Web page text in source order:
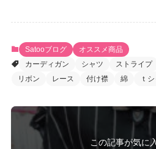
Satooブログ
オススメ商品
カーディガン
シャツ ストライプ
リボン
レース 付け襟 綿 ｔ
この記事が気に